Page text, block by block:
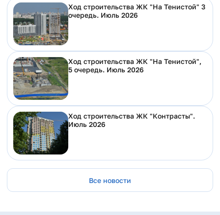
Ход строительства ЖК "На Тенистой" 3
очередь. Июль 2026
Ход строительства ЖК "На Тенистой",
5 очередь. Июль 2026
Ход строительства ЖК "Контрасты".
Июль 2026
Все новости